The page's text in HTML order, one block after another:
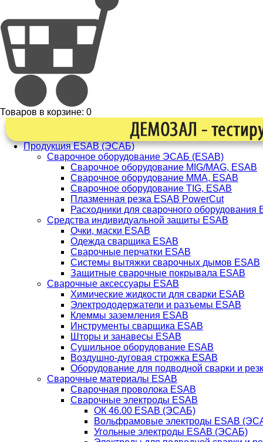
Товаров в корзине: 0
Продукция ESAB (ЭСАБ)
Сварочное оборудование ЭСАБ (ESAB)
Сварочное оборудование MIG/MAG, ESAB
Сварочное оборудование ММА, ESAB
Сварочное оборудование TIG, ESAB
Плазменная резка ESAB PowerCut
Расходники для сварочного оборудования
Средства индивидуальной защиты ESAB
Очки, маски ESAB
Одежда сварщика ESAB
Сварочные перчатки ESAB
Системы вытяжки сварочных дымов ESAB
Защитные сварочные покрывала ESAB
Сварочные аксессуары ESAB
Химические жидкости для сварки ESAB
Электрододержатели и разъемы ESAB
Клеммы заземления ESAB
Инструменты сварщика ESAB
Шторы и занавесы ESAB
Сушильное оборудование ESAB
Воздушно-дуговая строжка ESAB
Оборудование для подводной сварки и
Сварочные материалы ESAB
Сварочная проволока ESAB
Сварочные электроды ESAB
ОК 46.00 ESAB (ЭСАБ)
Вольфрамовые электроды ESAB
Угольные электроды ESAB (ЭСАБ)